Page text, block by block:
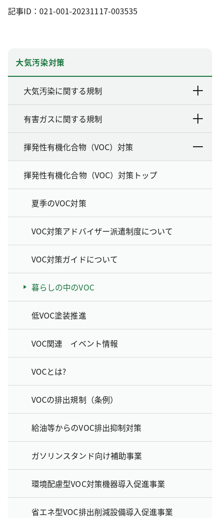
記事ID：021-001-20231117-003535
大気汚染対策
大気汚染に関する規制
有害ガスに関する規制
揮発性有機化合物（VOC）対策
揮発性有機化合物（VOC）対策トップ
夏季のVOC対策
VOC対策アドバイザー派遣制度について
VOC対策ガイドについて
暮らしの中のVOC
低VOC塗装推進
VOC関連 イベント情報
VOCとは?
VOCの排出規制（条例）
給油等からのVOC排出抑制対策
ガソリンスタンド向け補助事業
環境配慮型VOC対策機器導入促進事業
省エネ型VOC排出削減設備導入促進事業